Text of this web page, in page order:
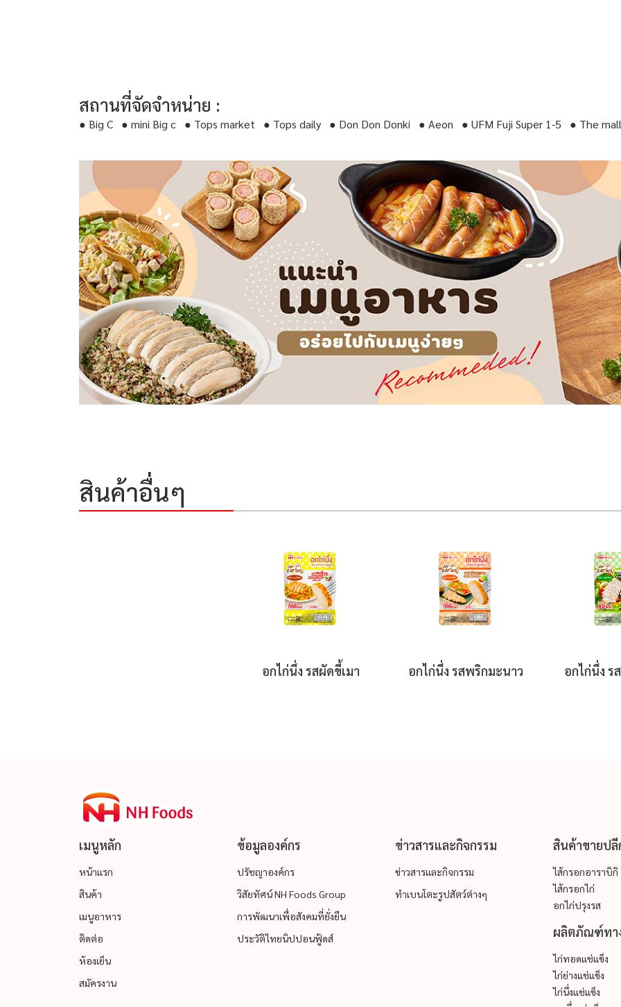
สถานที่จัดจําหน่าย :
● Big C ● mini Big c ● Tops market ● Tops daily ● Don Don Donki ● Aeon ● UFM Fuji Super 1-5 ● The mall
สินค้าอื่นๆ
อกไก่นึ่ง รสผัดขี้เมา อกไก่นึ่ง รสพริกมะนาว อกไก่นึ่ง ร
เมนูหลัก
หน้าแรก
สินค้า
เมนูอาหาร
ติดต่อ
ห้องเย็น
สมัครงาน
ข้อมูลองค์กร
ปรัชญาองค์กร
วิสัยทัศน์ NH Foods Group
การพัฒนาเพื่อสังคมที่ยั่งยืน
ประวัติไทยนิปปอนฟู้ดส์
ข่าวสารและกิจกรรม
ข่าวสารและกิจกรรม
ทำเบนโตะรูปสัตว์ต่างๆ
สินค้าขายปลี
ไส้กรอกอาราบิกิ
ไส้กรอกไก่
อกไก่ปรุงรส
ผลิตภัณฑ์ทา
ไก่ทอดแช่แข็ง
ไก่ย่างแช่แข็ง
ไก่นึ่งแช่แข็ง